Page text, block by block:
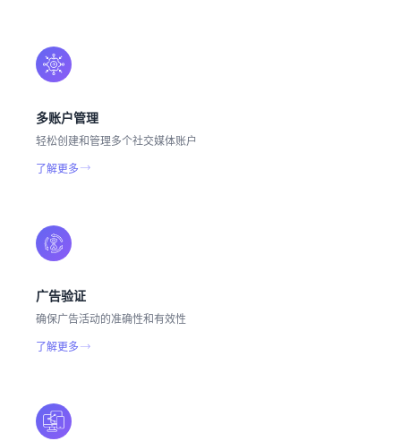
多账户管理
轻松创建和管理多个社交媒体账户
了解更多
广告验证
确保广告活动的准确性和有效性
了解更多